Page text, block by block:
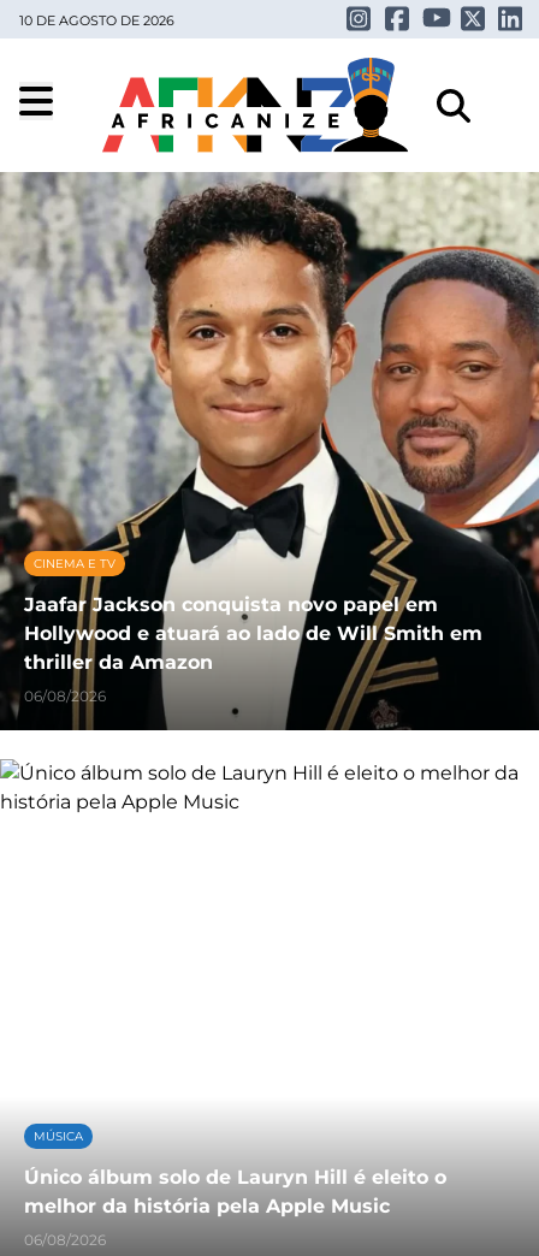
10 DE AGOSTO DE 2026
CINEMA E TV
Jaafar Jackson conquista novo papel em
Hollywood e atuará ao lado de Will Smith em
thriller da Amazon
06/08/2026
MÚSICA
Único álbum solo de Lauryn Hill é eleito o
melhor da história pela Apple Music
06/08/2026